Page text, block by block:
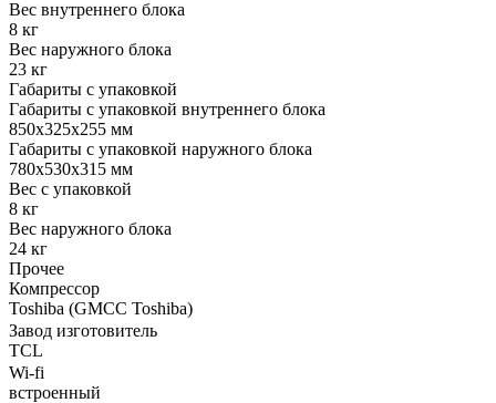
Вес внутреннего блока
8 кг
Вес наружного блока
23 кг
Габариты с упаковкой
Габариты с упаковкой внутреннего блока
850x325x255 мм
Габариты с упаковкой наружного блока
780x530x315 мм
Вес с упаковкой
8 кг
Вес наружного блока
24 кг
Прочее
Компрессор
Toshiba (GMCC Toshiba)
Завод изготовитель
TCL
Wi-fi
встроенный